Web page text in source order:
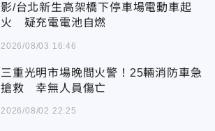
影/台北新生高架橋下停車場電動車起
火 疑充電電池自燃
2026/08/03 16:46
三重光明市場晚間火警！25輛消防車急
搶救 幸無人員傷亡
2026/08/02 22:25